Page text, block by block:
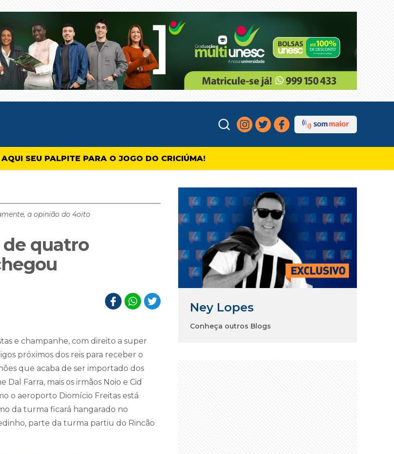
AQUI SEU PALPITE PARA O JOGO DO CRICIÚMA!
a opinião do 4oito
de quatro
e champanhe, com direito a super
próximos dos reis para receber o
que acaba de ser importado dos
Farra, mais os irmãos Noio e Cid
o aeroporto Diomício Freitas está
da turma ficará hangarado no
parte da turma partiu do Rincão
Ney Lopes
Conheça outros Blogs